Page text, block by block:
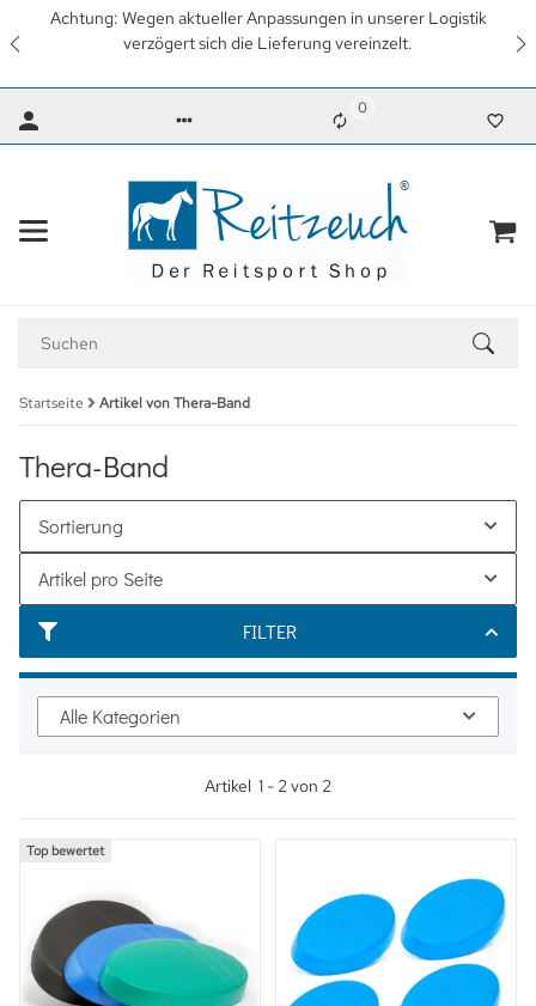
Wegen aktueller Anpassungen in unserer Logistik
verzögert sich die Lieferung vereinzelt.
0
Startseite Artikel von Thera-Band
Thera-Band
FILTER
Sortierung
Artikel pro Seite
Alle Kategorien
Artikel 1 - 2von 2
Top bewertet